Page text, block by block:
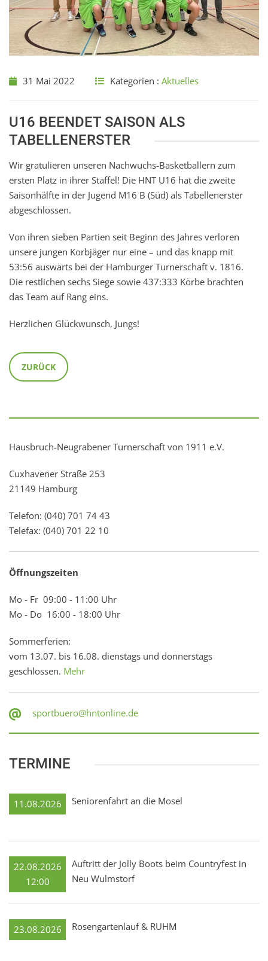
31 Mai 2022 Kategorien : Aktuelles
U16 BEENDET SAISON ALS
TABELLENERSTER
Wir gratulieren unseren Nachwuchs-Basketballern zum
ersten Platz in ihrer Staffel! Die HNT U16 hat die zweite
Saisonhälfte in der Jugend M16 B (Süd) als Tabellenerster
abgeschlossen.
Von ihren sieben Partien seit Beginn des Jahres verloren
unsere jungen Korbjäger nur eine – und das knapp mit
53:56 auswärts bei der Hamburger Turnerschaft v. 1816.
Die restlichen sechs Siege sowie 437:333 Körbe brachten
das Team auf Rang eins.
Herzlichen Glückwunsch, Jungs!
ZURÜCK
Hausbruch-Neugrabener Turnerschaft von 1911 e.V.
Cuxhavener Straße 253
21149 Hamburg
Telefon: (040) 701 74 43
Telefax: (040) 701 22 10
Öffnungszeiten
Mo - Fr 09:00 - 11:00 Uhr
Mo - Do 16:00 - 18:00 Uhr
Sommerferien:
vom 13.07. bis 16.08. dienstags und donnerstags
geschlossen. Mehr
sportbuero@hntonline.de
TERMINE
11.08.2026 Seniorenfahrt an die Mosel
22.08.2026
12:00
Auftritt der Jolly Boots beim Countryfest in
Neu Wulmstorf
23.08.2026 Rosengartenlauf & RUHM